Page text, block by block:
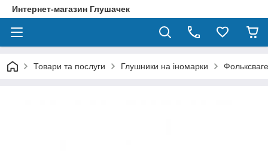
Интернет-магазин Глушачек
Товари та послуги Глушники на іномарки